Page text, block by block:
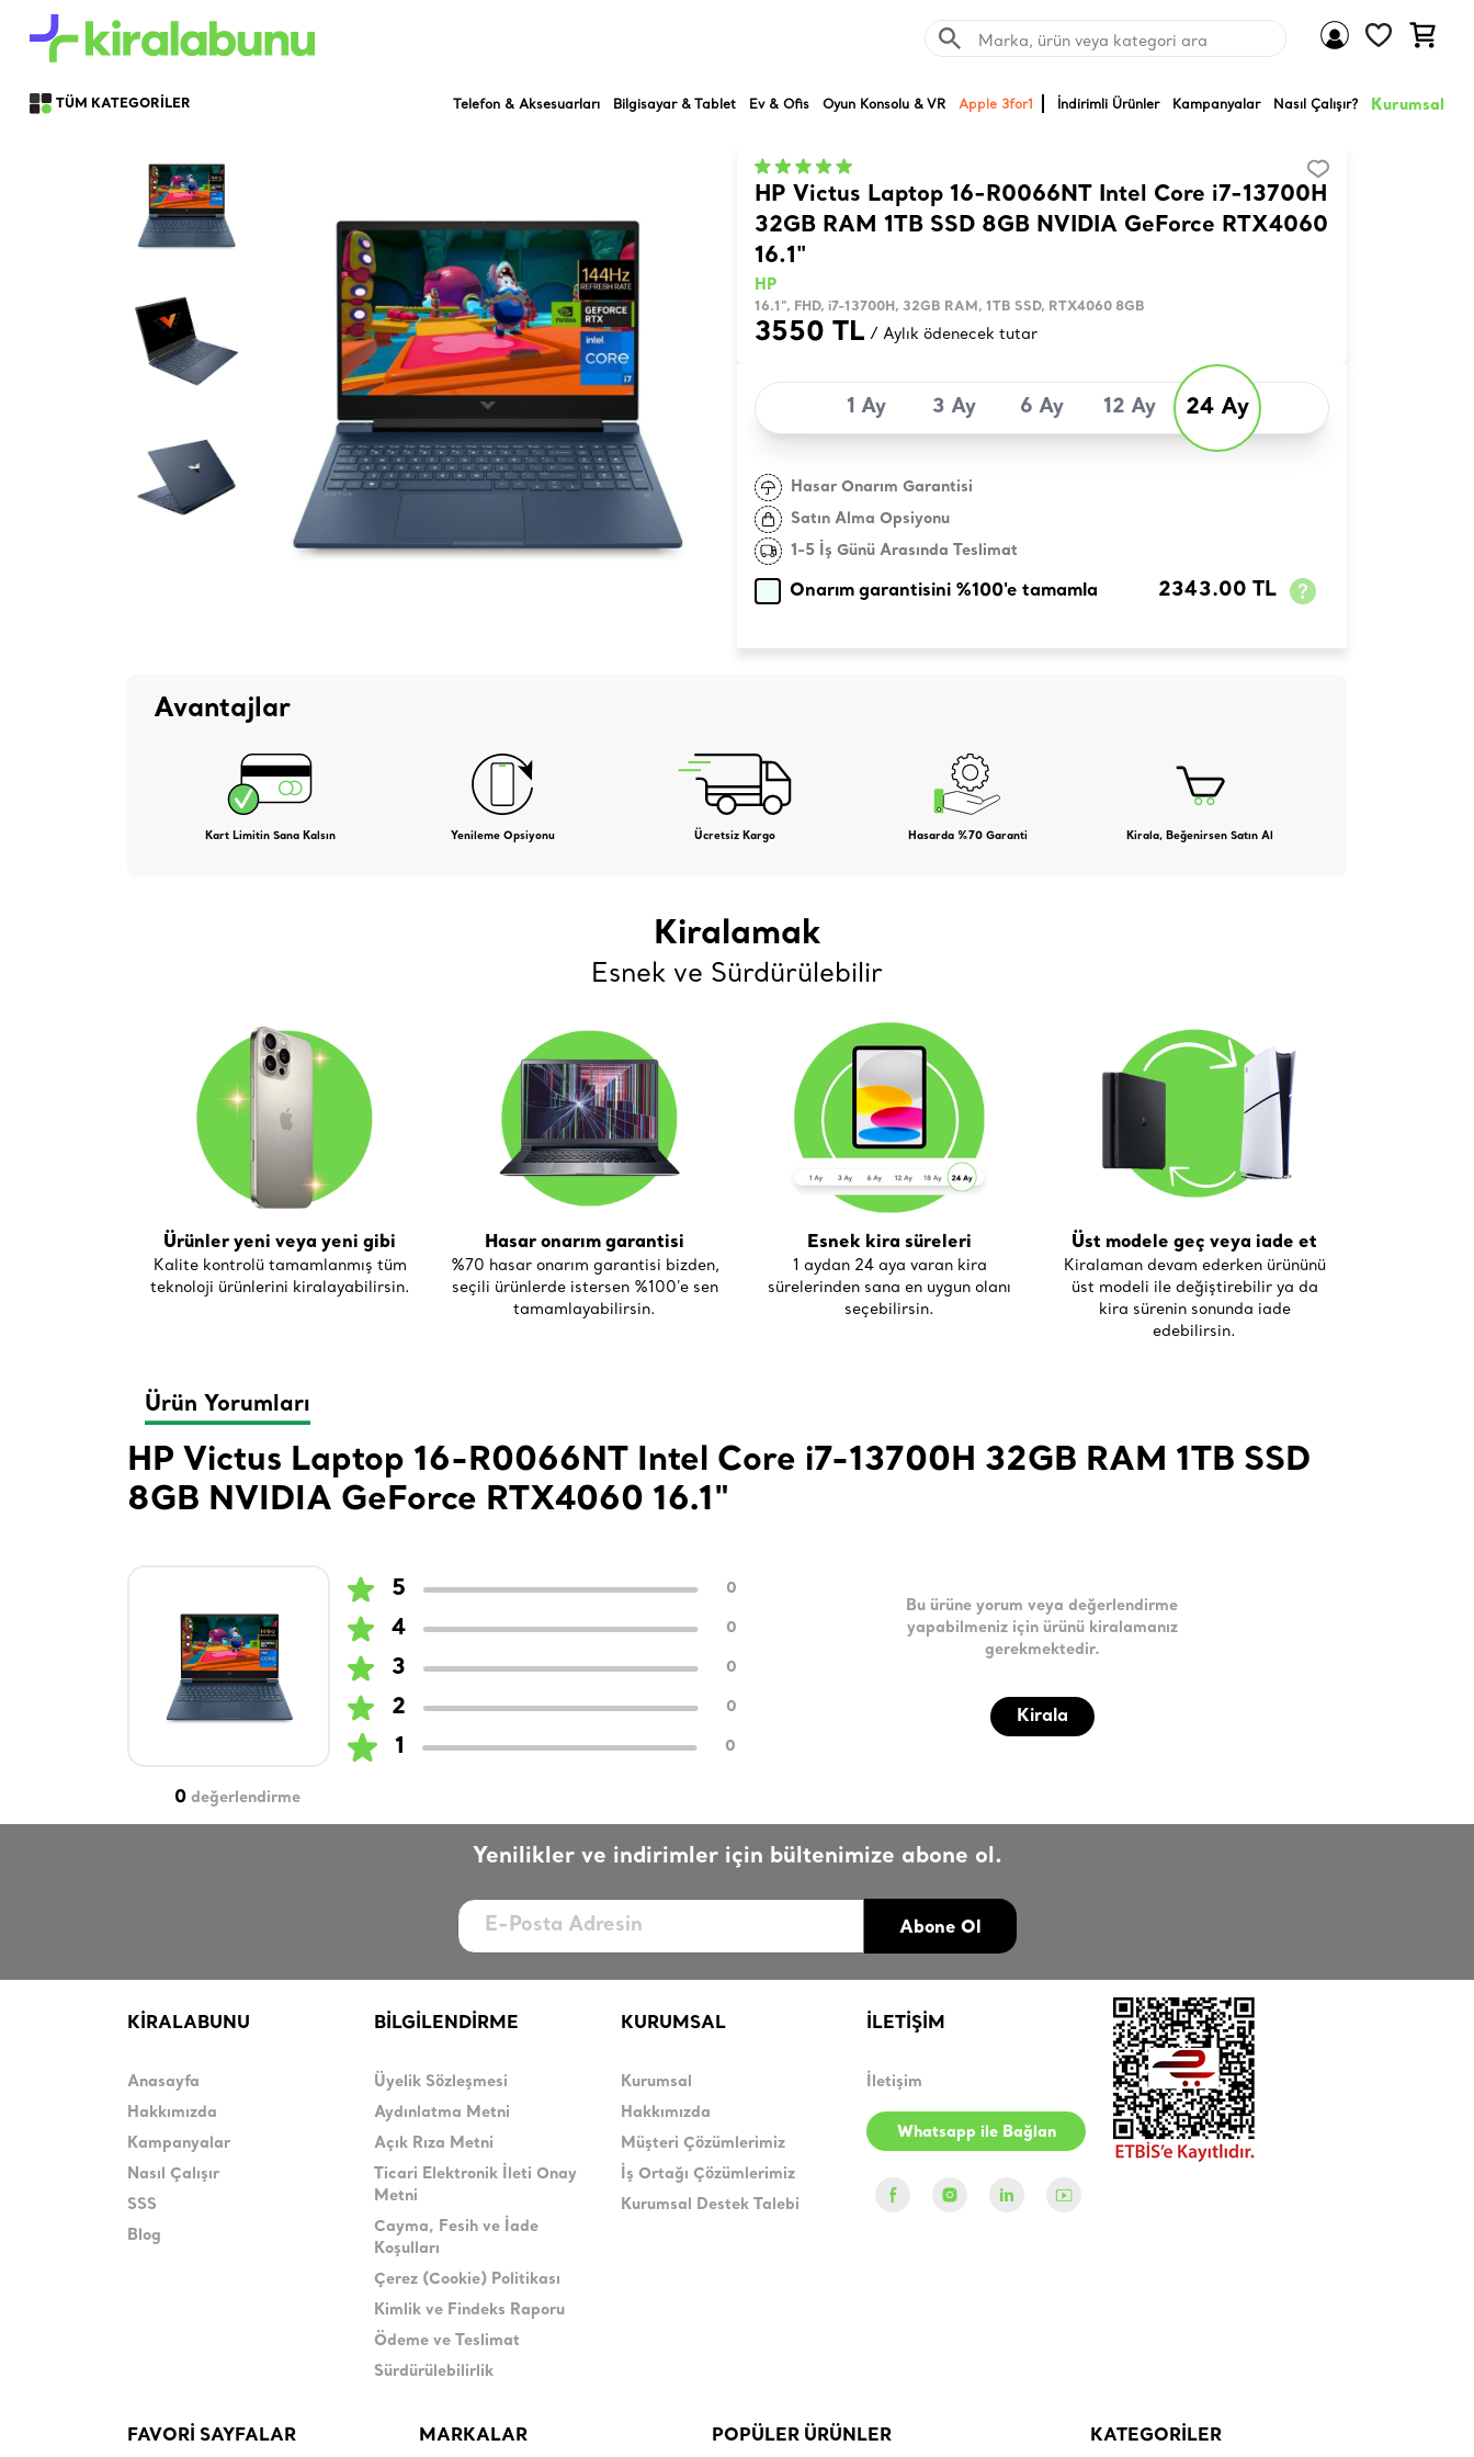
Marka, ürün veya kategori ara
TÜM KATEGORİLER Telefon & Aksesuarları Bilgisayar & Tablet Ev & Ofis Oyun Konsolu & VR Apple 3for1 İndirimli Ürünler Kampanyalar Nasıl Çalışır? Kurumsal
HP Victus Laptop 16-R0066NT Intel Core i7-13700H
32GB RAM 1TB SSD 8GB NVIDIA GeForce RTX4060
16.1"
HP
16.1", FHD, i7-13700H, 32GB RAM, 1TB SSD, RTX4060 8GB
3550 TL / Aylık ödenecek tutar
1 Ay 3 Ay 6 Ay 12 Ay 24 Ay
Hasar Onarım Garantisi
Satın Alma Opsiyonu
1-5 İş Günü Arasında Teslimat
Onarım garantisini %100'e tamamla 2343.00 TL
Avantajlar
Kart Limitin Sana Kalsın Yenileme Opsiyonu Ücretsiz Kargo Hasarda %70 Garanti Kirala, Beğenirsen Satın Al
Kiralamak
Esnek ve Sürdürülebilir
Ürünler yeni veya yeni gibi
Kalite kontrolü tamamlanmış tüm
teknoloji ürünlerini kiralayabilirsin.
Hasar onarım garantisi
%70 hasar onarım garantisi bizden,
seçili ürünlerde istersen %100’e sen
tamamlayabilirsin.
Esnek kira süreleri
1 aydan 24 aya varan kira
sürelerinden sana en uygun olanı
seçebilirsin.
Üst modele geç veya iade et
Kiralaman devam ederken ürününü
üst modeli ile değiştirebilir ya da
kira sürenin sonunda iade
edebilirsin.
Ürün Yorumları
HP Victus Laptop 16-R0066NT Intel Core i7-13700H 32GB RAM 1TB SSD
8GB NVIDIA GeForce RTX4060 16.1"
0 değerlendirme
5 0
4 0
3 0
2 0
1 0
Bu ürüne yorum veya değerlendirme
yapabilmeniz için ürünü kiralamanız
gerekmektedir.
Kirala
Yenilikler ve indirimler için bültenimize abone ol.
Abone Ol
KİRALABUNU
Anasayfa
Hakkımızda
Kampanyalar
Nasıl Çalışır
SSS
Blog
BİLGİLENDİRME
Üyelik Sözleşmesi
Aydınlatma Metni
Açık Rıza Metni
Ticari Elektronik İleti Onay
Metni
Cayma, Fesih ve İade
Koşulları
Çerez (Cookie) Politikası
Kimlik ve Findeks Raporu
Ödeme ve Teslimat
Sürdürülebilirlik
KURUMSAL
Kurumsal
Hakkımızda
Müşteri Çözümlerimiz
İş Ortağı Çözümlerimiz
Kurumsal Destek Talebi
İLETİŞİM
İletişim
Whatsapp ile Bağlan
FAVORİ SAYFALAR MARKALAR POPÜLER ÜRÜNLER KATEGORİLER